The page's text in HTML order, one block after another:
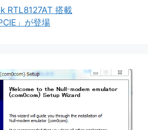
RTL8127AT 搭載
」が登場